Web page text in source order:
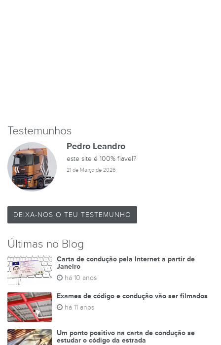
Testemunhos
Pedro Leandro
este site é 100% fiavel?
21 de Março de 2026
DEIXA-NOS O TEU TESTEMUNHO
Últimas no Blog
Carta de condução pela Internet a partir de
Janeiro
há 10 anos
Exames de código e condução vão ser filmados
há 11 anos
Um ponto positivo na carta de condução se
estudar o código da estrada